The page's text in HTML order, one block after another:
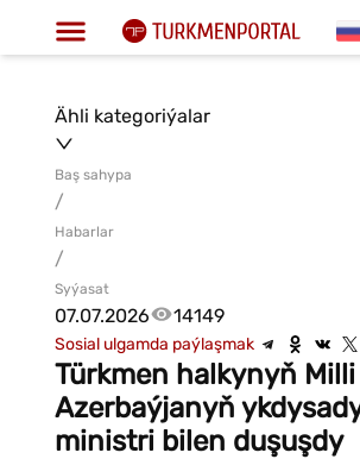
Ähli kategoriýalar
Baş sahypa
/
Habarlar
/
Syýasat
07.07.2026 14149
Sosial ulgamda paýlaşmak
Türkmen halkynyň
Azerbaýjanyň
ministri bilen duşuşdy